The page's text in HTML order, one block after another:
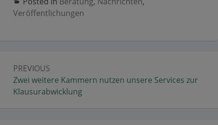
Veröffentlichungen
PREVIOUS
Previous:
Zwei weitere Kammern nutzen unsere Services zur
Klausurabwicklung